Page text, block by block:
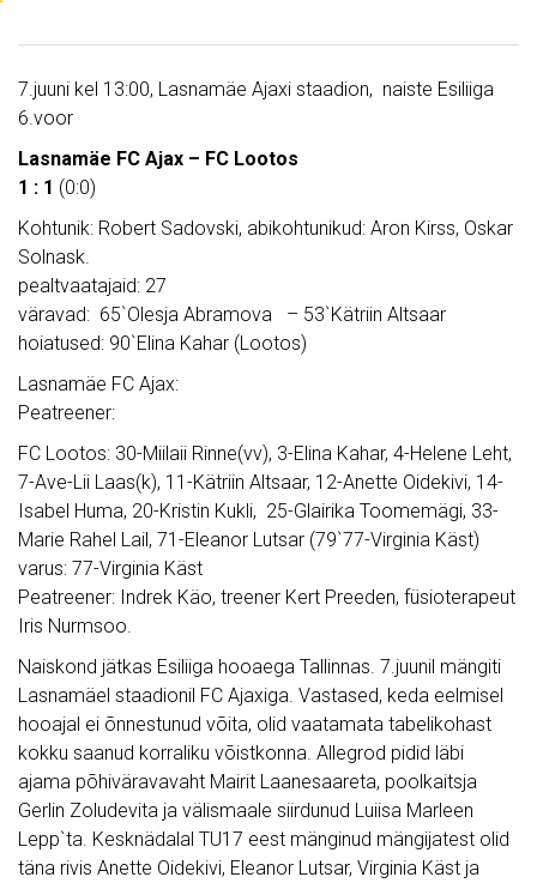
7.juuni kel 13:00, Lasnamäe Ajaxi staadion, naiste Esiliiga
6.voor
Lasnamäe FC Ajax – FC Lootos
1 : 1 (0:0)
Kohtunik: Robert Sadovski, abikohtunikud: Aron Kirss, Oskar
Solnask.
pealtvaatajaid: 27
väravad: 65`Olesja Abramova – 53`Kätriin Altsaar
hoiatused: 90`Elina Kahar (Lootos)
Lasnamäe FC Ajax:
Peatreener:
FC Lootos: 30-Miilaii Rinne(vv), 3-Elina Kahar, 4-Helene Leht,
7-Ave-Lii Laas(k), 11-Kätriin Altsaar, 12-Anette Oidekivi, 14-
Isabel Huma, 20-Kristin Kukli, 25-Glairika Toomemägi, 33-
Marie Rahel Lail, 71-Eleanor Lutsar (79`77-Virginia Käst)
varus: 77-Virginia Käst
Peatreener: Indrek Käo, treener Kert Preeden, füsioterapeut
Iris Nurmsoo.
Naiskond jätkas Esiliiga hooaega Tallinnas. 7.juunil mängiti
Lasnamäel staadionil FC Ajaxiga. Vastased, keda eelmisel
hooajal ei õnnestunud võita, olid vaatamata tabelikohast
kokku saanud korraliku võistkonna. Allegrod pidid läbi
ajama põhiväravavaht Mairit Laanesaareta, poolkaitsja
Gerlin Zoludevita ja välismaale siirdunud Luiisa Marleen
Lepp`ta. Kesknädalal TU17 eest mänginud mängijatest olid
täna rivis Anette Oidekivi, Eleanor Lutsar, Virginia Käst ja